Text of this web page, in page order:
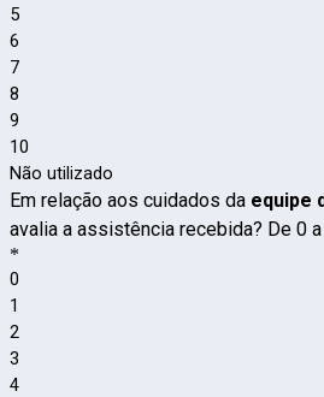
5
6
7
8
9
10
Não utilizado
Em relação aos cuidados da equipe
avalia a assistência recebida? De 0
*
0
1
2
3
4